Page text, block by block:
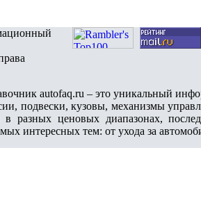
autofaq.ru – это уникальный
подвески, кузовы, механизмы
в разных ценовых диапазонах,
интересных тем: от ухода за